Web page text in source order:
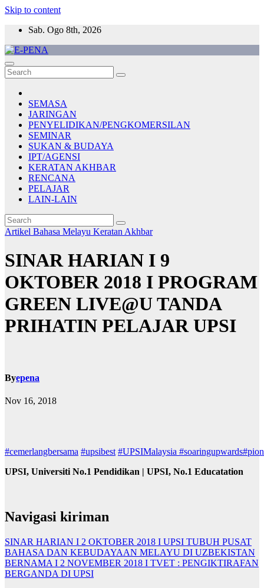
Skip to content
Sab. Ogo 8th, 2026
E-PENA
Berita Digital Terkini
SEMASA
JARINGAN
PENYELIDIKAN/PENGKOMERSILAN
SEMINAR
SUKAN & BUDAYA
IPT/AGENSI
KERATAN AKHBAR
RENCANA
PELAJAR
LAIN-LAIN
Artikel Bahasa Melayu Keratan Akhbar
SINAR HARIAN I 9
OKTOBER 2018 I PROGRAM
GREEN LIVE@U TANDA
PRIHATIN PELAJAR UPSI
Byepena
Nov 16, 2018
#cemerlangbersama #upsibest #UPSIMalaysia #soaringupwards
UPSI, Universiti No.1 Pendidikan | UPSI, No.1 Educatation
Navigasi kiriman
SINAR HARIAN I 2 OKTOBER 2018 I UPSI TUBUH PUSAT
BAHASA DAN KEBUDAYAAN MELAYU DI UZBEKISTAN
BERNAMA I 2 NOVEMBER 2018 I TVET : PENGIKTIRAFAN
BERGANDA DI UPSI